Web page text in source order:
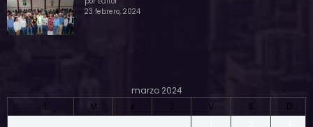
23 febrero, 2024
marzo 2024
L
M X J V S
D